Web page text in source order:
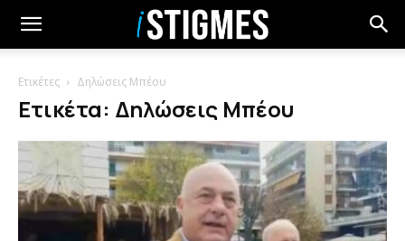
Ετικέτες Δηλώσεις Μπέου
Ετικέτα: Δηλώσεις Μπέου